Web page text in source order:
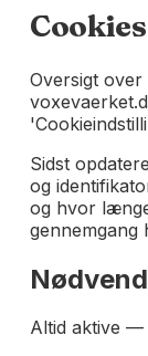
Cookies
Oversigt
Sidst
og
og hvor
gennemgang
Altid aktive —